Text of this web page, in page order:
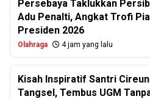
Persebaya Taklukkan
Adu Penalti, Angkat Trofi
Presiden 2026
Olahraga 4 jam yang lalu
Kisah Inspiratif Santri
Tangsel, Tembus UGM